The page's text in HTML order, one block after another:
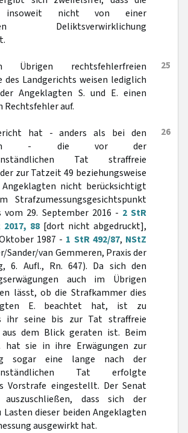
insoweit nicht von einer
Deliktsverwirklichung
25
rechtsfehlerfreien
des Landgerichts weisen lediglich
Angeklagten S. und E. einen
Rechtsfehler auf.
26
hat - anders als bei den
- die vor der
Tat straffreie
zur Tatzeit 49 beziehungsweise
nicht berücksichtigt
Strafzumessungsgesichtspunkt
vom 29. September 2016 - 2 StR
2017, 88 [dort nicht abgedruckt],
1987 - 1 StR 492/87, NStZ
Sander/van Gemmeren, Praxis der
6. Aufl., Rn. 647). Da sich den
auch im Übrigen
lässt, ob die Strafkammer dies
E. beachtet hat, ist zu
ihr seine bis zur Tat straffreie
aus dem Blick geraten ist. Beim
hat sie in ihre Erwägungen zur
sogar eine lange nach der
Tat erfolgte
Vorstrafe eingestellt. Der Senat
dass sich der
Lasten dieser beiden Angeklagten
ausgewirkt hat.